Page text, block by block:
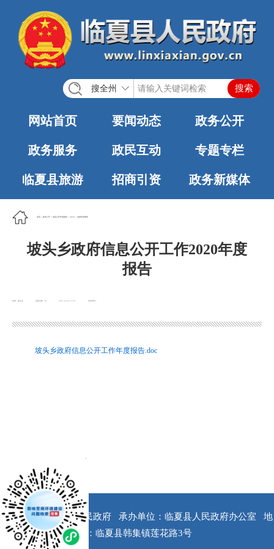
搜全州
网站首页 要闻动态 政务公开
政务服务 政民互动 专题专栏
临夏县旅游 招商引资 政务新媒体
首页 政务公开 信息公开年度报告 2020 乡镇年度报告
坡头乡政府信息公开工作2020年度
报告
来源：坡头乡 浏览次数： 发布时间：
2021-02-04 16:07
坡头乡政府信息公开工作年度报告.doc
版权所有：临夏县人民政府 承办单位：临夏县人民政府办公室
地
址：临夏县韩集镇莲花路3号
x